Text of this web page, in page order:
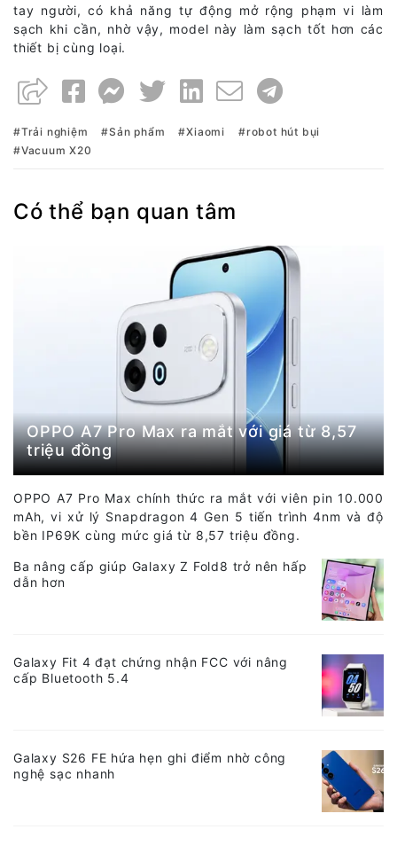
tay người, có khả năng tự động mở rộng phạm vi làm
sạch khi cần, nhờ vậy, model này làm sạch tốt hơn các
thiết bị cùng loại.
Trải nghiệm Sản phẩm Xiaomi
robot hút bụi
Vacuum X20
Có thể bạn quan tâm
OPPO A7 Pro Max ra mắt với giá từ 8,57
triệu đồng
OPPO A7 Pro Max chính thức ra mắt với viên pin 10.000
mAh, vi xử lý Snapdragon 4 Gen 5 tiến trình 4nm và độ
bền IP69K cùng mức giá từ 8,57 triệu đồng.
Ba nâng cấp giúp Galaxy Z Fold8 trở nên hấp
dẫn hơn
Galaxy Fit 4 đạt chứng nhận FCC với nâng
cấp Bluetooth 5.4
Galaxy S26 FE hứa hẹn ghi điểm nhờ công
nghệ sạc nhanh